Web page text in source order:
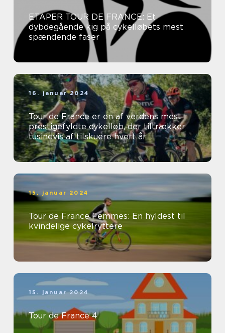
ETAPER TOUR DE FRANCE: Et
dybdegående kig på cykelløbets mest
spændende faser
16. januar 2024
Tour de France er en af verdens mest
prestigefyldte cykelløb, der tiltrækker
tusindvis af tilskuere hvert år
15. januar 2024
Tour de France Femmes: En hyldest til
kvindelige cykelryttere
15. januar 2024
Tour de France 4